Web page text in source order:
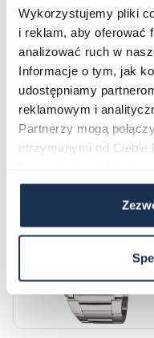
Wykorzystujemy pliki
i reklam, aby oferować
analizować ruch w
Informacje o tym, jak
udostępniamy
reklamowym i
Partnerzy mogą
otrzymanymi od Ciebie
Płatność i dostawa